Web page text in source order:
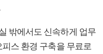
밖에서도 신속하게 업무
스 환경 구축을 무료로